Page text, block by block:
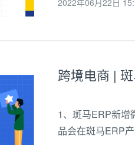
2022年06月22日
跨境电商 |
1、斑马ERP新增
品会在斑马ERP